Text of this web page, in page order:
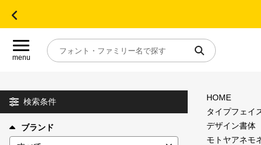
menu
目的別フォントガイド
特集
検索条件
ブランド
HOME
タイプフェイ
デザイン書体
モトヤアネモ